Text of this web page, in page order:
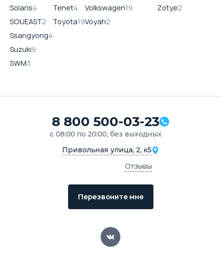
Solaris4
SOUEAST2
Ssangyong4
Suzuki9
SWM3
Tenet4
Toyota19
Volkswagen19
Voyah2
Zotye2
8 800 500-03-23
с 08:00 по 20:00, без выходных
Привольная улица, 2, к5
Отзывы
Перезвоните мне